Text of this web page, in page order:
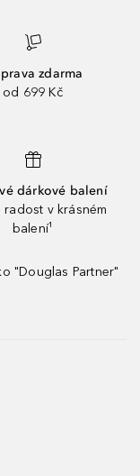
zdarma
od 699 Kč
dárkové balení
radost v krásném
balení¹
"Douglas Partner"